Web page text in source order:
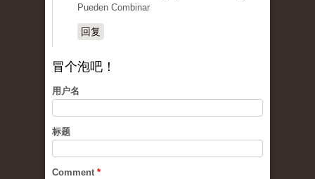
Pueden Combinar
回复
冒个泡吧！
用户名
标题
Comment *